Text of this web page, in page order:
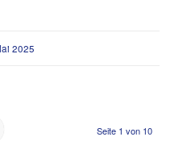
2025
Seite 1 von 10